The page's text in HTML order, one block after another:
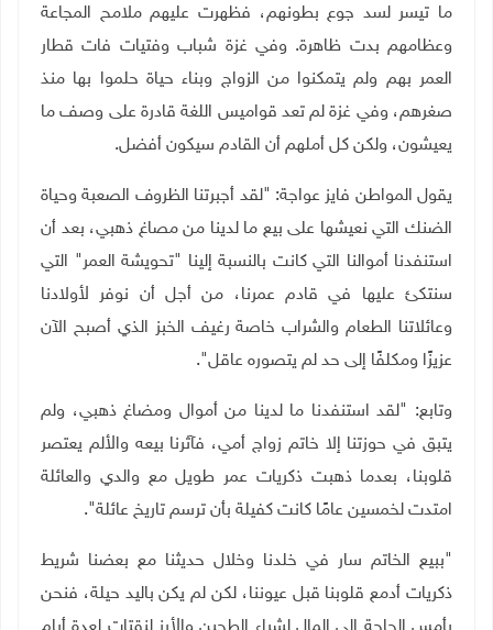
ما تيسر لسد جوع بطونهم، فظهرت عليهم ملامح المجاعة
وعظامهم بدت ظاهرة. وفي غزة شباب وفتيات فات قطار
العمر بهم ولم يتمكنوا من الزواج وبناء حياة حلموا بها منذ
صغرهم، وفي غزة لم تعد قواميس اللغة قادرة على وصف ما
يعيشون، ولكن كل أملهم أن القادم سيكون أفضل.
يقول المواطن فايز عواجة: "لقد أجبرتنا الظروف الصعبة وحياة
الضنك التي نعيشها على بيع ما لدينا من مصاغ ذهبي، بعد أن
استنفدنا أموالنا التي كانت بالنسبة إلينا "تحويشة العمر" التي
سنتكئ عليها في قادم عمرنا، من أجل أن نوفر لأولادنا
وعائلاتنا الطعام والشراب خاصة رغيف الخبز الذي أصبح الآن
عزيزًا ومكلفًا إلى حد لم يتصوره عاقل".
وتابع: "لقد استنفدنا ما لدينا من أموال ومضاغ ذهبي، ولم
يتبق في حوزتنا إلا خاتم زواج أمي، فآثرنا بيعه والألم يعتصر
قلوبنا، بعدما ذهبت ذكريات عمر طويل مع والدي والعائلة
امتدت لخمسين عامًا كانت كفيلة بأن ترسم تاريخ عائلة".
"ببيع الخاتم سار في خلدنا وخلال حديثنا مع بعضنا شريط
ذكريات أدمع قلوبنا قبل عيوننا، لكن لم يكن باليد حيلة، فنحن